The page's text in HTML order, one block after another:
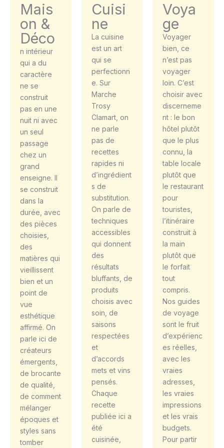
Mais
on &
Déco
n intérieur
qui a du
caractère
ne se
construit
pas en une
nuit ni avec
un seul
passage
chez un
grand
enseigne. Il
se construit
dans la
durée, avec
des pièces
choisies,
des
matières qui
vieillissent
bien et un
point de
vue
esthétique
affirmé. On
parle ici de
créateurs
émergents,
de brocante
de qualité,
de comment
mélanger
époques et
styles sans
tomber
Cuisi
ne
La cuisine
est un art
qui se
perfectionn
e. Sur
Marche
Trosy
Clamart, on
ne parle
pas de
recettes
rapides ni
d’ingrédient
s de
substitution.
On parle de
techniques
accessibles
qui donnent
des
résultats
bluffants, de
produits
choisis avec
soin, de
saisons
respectées
et
d’accords
mets et vins
pensés.
Chaque
recette
publiée ici a
été
cuisinée,
Voya
ge
Voyager
bien, ce
n’est pas
voyager
loin. C’est
choisir avec
discerneme
nt : le bon
hôtel plutôt
que le plus
connu, la
table locale
plutôt que
le restaurant
pour
touristes,
l’itinéraire
construit à
la main
plutôt que
le forfait
tout
compris.
Nos guides
de voyage
sont le fruit
d’expérienc
es réelles,
avec les
vraies
adresses,
les vraies
impressions
et les vrais
budgets.
Pour partir